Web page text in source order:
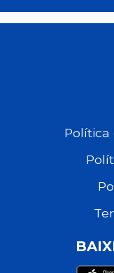
Política